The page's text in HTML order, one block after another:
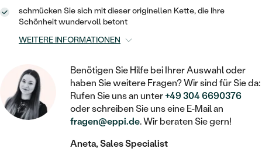
GEHÄMMERTE
VON HAND GRAVIERTE
MIT FÜLLUNG
IM SET
WÄHLE EINEN RING
LAB GROWN DIAMANTEN ZUM
EINFASSEN
FARBIGE DIAMANTEN ZUM EINFASSEN
SCHMUCK FÜR KINDER
BROSCHEN
SCHMUCKZUBEHÖR
SOLITÄR
HERZ
KINDER
PIERCINGS
MEDAILLON
KETTEN
HERZKETTEN
MEMOIRE
MINIMALISTISCHE
STATEMENT
SIEGELRINGE
PERSONALISIERT
schmücken Sie sich mit dieser originellen Kette, die Ihre
Schönheit wundervoll betont
WEITERE INFORMATIONEN
Benötigen Sie Hilfe bei Ihrer Auswahl oder
haben Sie weitere Fragen? Wir sind für Sie da:
Rufen Sie uns an unter+49 304 6690376
oder schreiben Sie uns eine E-Mail an
fragen@eppi.de. Wir beraten Sie gern!
Aneta, Sales Specialist